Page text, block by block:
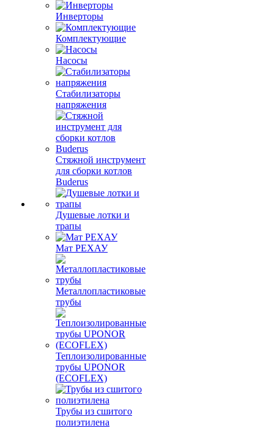
Инверторы
Комплектующие
Насосы
Стабилизаторы
напряжения
Стяжной инструмент
для сборки котлов
Buderus
Душевые лотки и
трапы
Мат РЕХАУ
Металлопластиковые
трубы
Теплоизолированные
трубы UPONOR
(ECOFLEX)
Трубы из сшитого
полиэтилена